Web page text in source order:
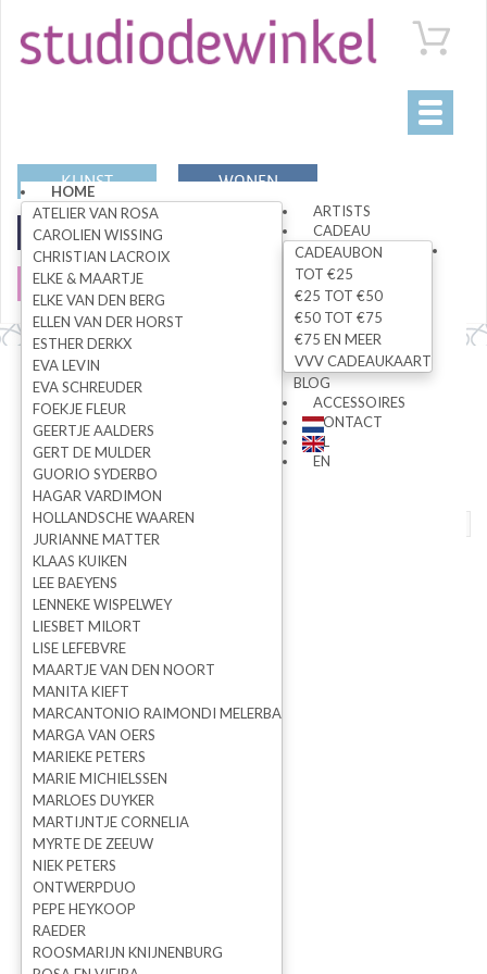
Toggle
HOME
ARTISTS
ATELIER VAN ROSA
CAROLIEN WISSING
CHRISTIAN LACROIX
ELKE & MAARTJE
ELKE VAN DEN BERG
ELLEN VAN DER HORST
ESTHER DERKX
EVA LEVIN
EVA SCHREUDER
FOEKJE FLEUR
GEERTJE AALDERS
GERT DE MULDER
GUORIO SYDERBO
HAGAR VARDIMON
HOLLANDSCHE WAAREN
JURIANNE MATTER
KLAAS KUIKEN
LEE BAEYENS
LENNEKE WISPELWEY
LIESBET MILORT
LISE LEFEBVRE
MAARTJE VAN DEN NOORT
MANITA KIEFT
MARCANTONIO RAIMONDI MELERBA
MARGA VAN OERS
MARIEKE PETERS
MARIE MICHIELSSEN
MARLOES DUYKER
MARTIJNTJE CORNELIA
MYRTE DE ZEEUW
NIEK PETERS
ONTWERPDUO
PEPE HEYKOOP
RAEDER
ROOSMARIJN KNIJNENBURG
CADEAU
CADEAUBON
TOT €25
€25 TOT €50
€50 TOT €75
€75 EN MEER
VVV CADEAUKAART
BLOG
ACCESSOIRES
CONTACT
NL
EN
KUNST WONEN
MODE
SALE
ZOEK
terug naar overzicht
Fingers lamp
Marcantonio Raimondi Malerba
Prijs